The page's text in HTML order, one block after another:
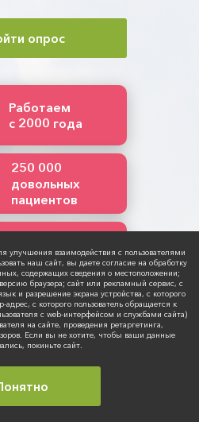
опрос
Работаем
с 2000 года
250 000
довольных
пациентов
Более
30 000
операций
улучшения взаимодействия с пользователями
наш сайт, вы даете согласие на обработку
содержащих сведения о местоположении;
браузера; сайт или рекламный сервис, с
и разрешение экрана устройства, с которого
адрес, с которого пользователь обращается к
с web-интерфейсом и службами сайта)
на сайте, проведения ретаргетинга,
Если вы не хотите, чтобы ваши данные
покиньте сайт.